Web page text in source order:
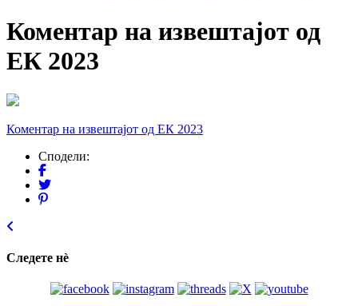
Коментар на извештајот од
ЕК 2023
Коментар на извештајот од ЕК 2023
Сподели:
Следете нѐ